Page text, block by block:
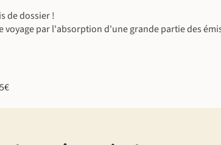
de dossier !
par l'absorption d'une grande partie des